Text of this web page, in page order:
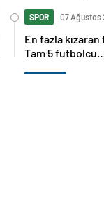
SPOR 07 Ağustos
En fazla
Tam 5